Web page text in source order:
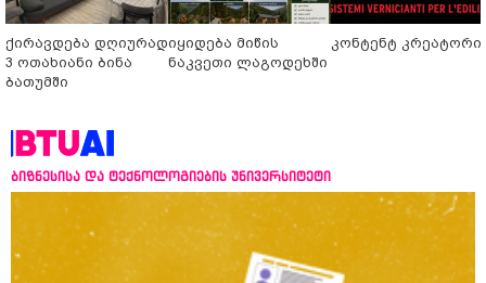
ქირავდება დღიურად
3 ოთახიანი ბინა
ბათუმში
იყიდება მიწის
ნაკვეთი ლაგოდეხში
კონტენტ კრეატორი
ბიზნესისა და ტექნოლოგიების უნივერსიტეტი